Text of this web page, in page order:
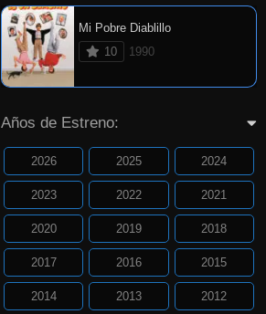
Mi Pobre Diablillo
10
1990
Años de Estreno:
2026 2025 2024
2023 2022 2021
2020 2019 2018
2017 2016 2015
2014 2013 2012